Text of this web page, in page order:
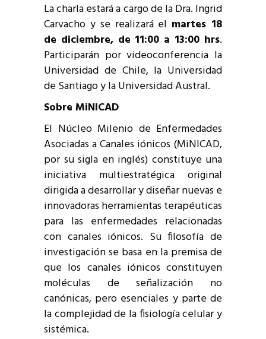
La charla estará a cargo de la Dra. Ingrid
Carvacho y se realizará el martes 18
de diciembre, de 11:00 a 13:00 hrs.
Participarán por videoconferencia la
Universidad de Chile, la Universidad
de Santiago y la Universidad Austral.
Sobre MiNICAD
El Núcleo Milenio de Enfermedades
Asociadas a Canales iónicos (MiNICAD,
por su sigla en inglés) constituye una
iniciativa multiestratégica original
dirigida a desarrollar y diseñar nuevas e
innovadoras herramientas terapéuticas
para las enfermedades relacionadas
con canales iónicos. Su filosofía de
investigación se basa en la premisa de
que los canales iónicos constituyen
moléculas de señalización no
canónicas, pero esenciales y parte de
la complejidad de la fisiología celular y
sistémica.